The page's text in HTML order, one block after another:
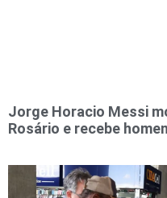
Jorge Horacio Messi
Rosário e recebe